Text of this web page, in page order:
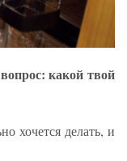
какой твой
хочется делать, и